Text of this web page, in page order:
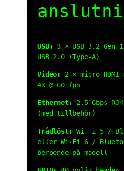
USB:
3 × USB 3.2 Gen
USB 2.0 (Type‑A)
Video:
2 × micro
4K @ 60 fps
Ethernet:
2.5 Gbps
(med tillbehör)
Trådlöst:
Wi‑Fi 5 /
eller Wi‑Fi 6 /
beroende på modell